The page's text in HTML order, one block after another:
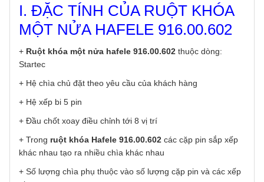
I. ĐẶC TÍNH CỦA RUỘT KHÓA
MỘT NỬA HAFELE 916.00.602
+ Ruột khóa một nửa hafele 916.00.602 thuộc dòng:
Startec
+ Hệ chìa chủ đặt theo yêu cầu của khách hàng
+ Hệ xếp bi 5 pin
+ Đầu chốt xoay điều chỉnh tới 8 vị trí
+ Trong ruột khóa Hafele 916.00.602 các cặp pin sắp xếp
khác nhau tạo ra nhiều chìa khác nhau
+ Số lượng chìa phụ thuộc vào số lượng cặp pin và các xếp